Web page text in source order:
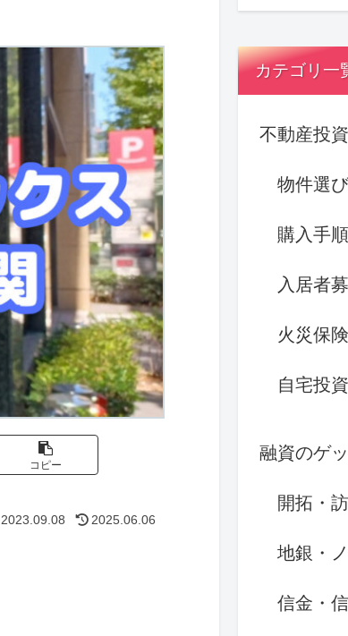
コピー
2023.09.08 2025.06.06
カテゴリ一
不動産投資
物件選び
購入手順
入居者
火災保険
自宅投
融資のゲ
開拓・
地銀・
信金・